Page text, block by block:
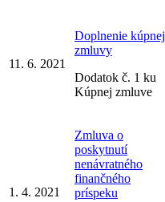
11. 6. 2021
Doplnenie kúpnej
zmluvy
Dodatok č. 1 ku
Kúpnej zmluve
1. 4. 2021
Zmluva o
poskytnutí
nenávratného
finančného
príspeku